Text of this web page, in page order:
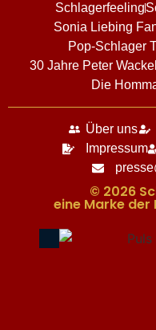
Schlagerfeeling
Sonia Liebing
Pop-Schlager
30 Jahre Peter Wackel
Die
Über uns
Impressum
© 2026
eine Marke der